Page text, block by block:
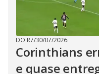
DO R7/30/07/2026
Corinthians
e quase